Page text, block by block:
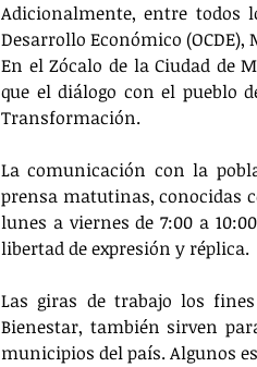
Adicionalmente, entre todos
Desarrollo Económico
En el Zócalo de la Ciudad de
que el diálogo con el pueblo
Transformación.
La comunicación con la
prensa matutinas, conocidas
lunes a viernes de 7:00 a
libertad de expresión y réplica.
Las giras de trabajo los
Bienestar, también sirven
municipios del país. Algunos